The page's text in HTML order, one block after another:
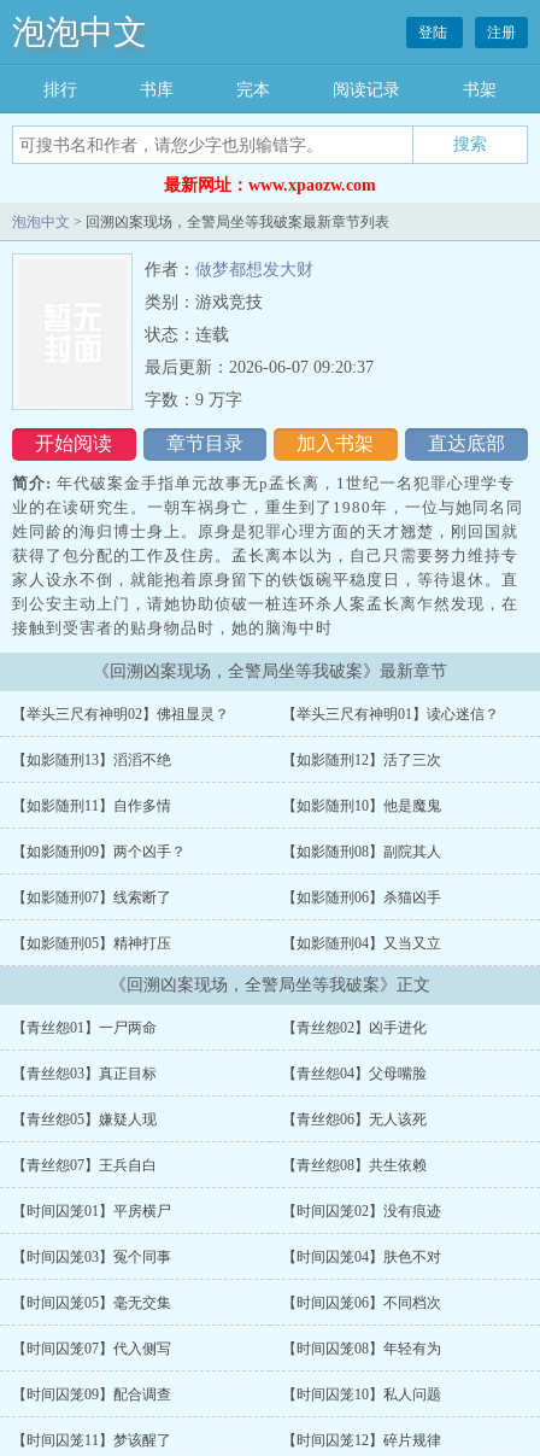
泡泡中文
搜索
登陆 注册
排行 书库 完本 阅读记录 书架
最新网址：www.xpaozw.com
泡泡中文 > 回溯凶案现场，全警局坐等我破案最新章节列表
作者： 做梦都想发大财
类别：游戏竞技
状态：连载
开始阅读 章节目录 加入书架 直达底部
最后更新：2026-06-07 09:20:37
字数：9 万字
简介: 年代破案金手指单元故事无p孟长离，1世纪一名犯罪心理学专
业的在读研究生。一朝车祸身亡，重生到了1980年，一位与她同名同
姓同龄的海归博士身上。原身是犯罪心理方面的天才翘楚，刚回国就
获得了包分配的工作及住房。孟长离本以为，自己只需要努力维持专
家人设永不倒，就能抱着原身留下的铁饭碗平稳度日，等待退休。直
到公安主动上门，请她协助侦破一桩连环杀人案孟长离乍然发现，在
接触到受害者的贴身物品时，她的脑海中时
《回溯凶案现场，全警局坐等我破案》最新章节
【举头三尺有神明02】佛祖显灵？ 【举头三尺有神明01】读心迷信？
【如影随刑13】滔滔不绝 【如影随刑12】活了三次
【如影随刑11】自作多情 【如影随刑10】他是魔鬼
【如影随刑09】两个凶手？ 【如影随刑08】副院其人
【如影随刑07】线索断了 【如影随刑06】杀猫凶手
【如影随刑05】精神打压 【如影随刑04】又当又立
《回溯凶案现场，全警局坐等我破案》正文
【青丝怨01】一尸两命 【青丝怨02】凶手进化
【青丝怨03】真正目标 【青丝怨04】父母嘴脸
【青丝怨05】嫌疑人现 【青丝怨06】无人该死
【青丝怨07】王兵自白 【青丝怨08】共生依赖
【时间囚笼01】平房横尸 【时间囚笼02】没有痕迹
【时间囚笼03】冤个同事 【时间囚笼04】肤色不对
【时间囚笼05】毫无交集 【时间囚笼06】不同档次
【时间囚笼07】代入侧写 【时间囚笼08】年轻有为
【时间囚笼09】配合调查 【时间囚笼10】私人问题
【时间囚笼11】梦该醒了 【时间囚笼12】碎片规律